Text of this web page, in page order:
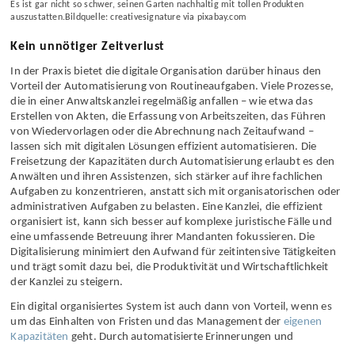
auszustatten.Bildquelle: creativesignature via pixabay.com
Kein unnötiger Zeitverlust
In der Praxis bietet die digitale Organisation darüber hinaus den
Vorteil der Automatisierung von Routineaufgaben. Viele Prozesse,
die in einer Anwaltskanzlei regelmäßig anfallen – wie etwa das
Erstellen von Akten, die Erfassung von Arbeitszeiten, das Führen
von Wiedervorlagen oder die Abrechnung nach Zeitaufwand –
lassen sich mit digitalen Lösungen effizient automatisieren. Die
Freisetzung der Kapazitäten durch Automatisierung erlaubt es den
Anwälten und ihren Assistenzen, sich stärker auf ihre fachlichen
Aufgaben zu konzentrieren, anstatt sich mit organisatorischen oder
administrativen Aufgaben zu belasten. Eine Kanzlei, die effizient
organisiert ist, kann sich besser auf komplexe juristische Fälle und
eine umfassende Betreuung ihrer Mandanten fokussieren. Die
Digitalisierung minimiert den Aufwand für zeitintensive Tätigkeiten
der Kanzlei zu steigern.
Ein digital organisiertes System ist auch dann von Vorteil, wenn es